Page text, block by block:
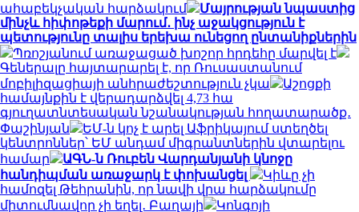
ահաբեկչական հարձակում
Մայրության նպաստից
մինչև հիփոթեքի մարում․ ինչ աջակցություն է
պետությունը տալիս երեխա ունեցող ընտանիքներին
Պռոշյանում առաջացած խոշոր հրդեհը մարվել է
Գեներալը հայտարարել է, որ Ռուսաստանում
մոբիլիզացիայի անհրաժեշտություն չկա
Աշոցքի
համայնքին է վերադարձվել 4,73 հա
գյուղատնտեսական նշանակության հողատարածք․
Փաշինյան
ԵՄ-ն կոչ է արել Աֆրիկայում ստեղծել
կենտրոններ՝ ԵՄ անդամ միգրանտներին վտարելու
համար
ԱԳՆ-ն Ռուբեն Վարդանյանի կնոջը
հանդիպման առաջարկ է փոխանցել
Կիևը չի
համոզել Թեհրանին, որ նավի վրա հարձակումը
միտումնավոր չի եղել․ Բաղայի
Կոնգոյի